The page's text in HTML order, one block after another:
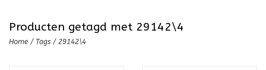
Producten getagd met 29142\4
Home / Tags / 29142\4